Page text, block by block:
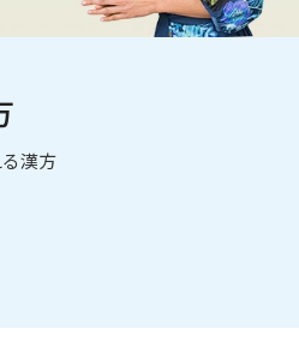
漢方